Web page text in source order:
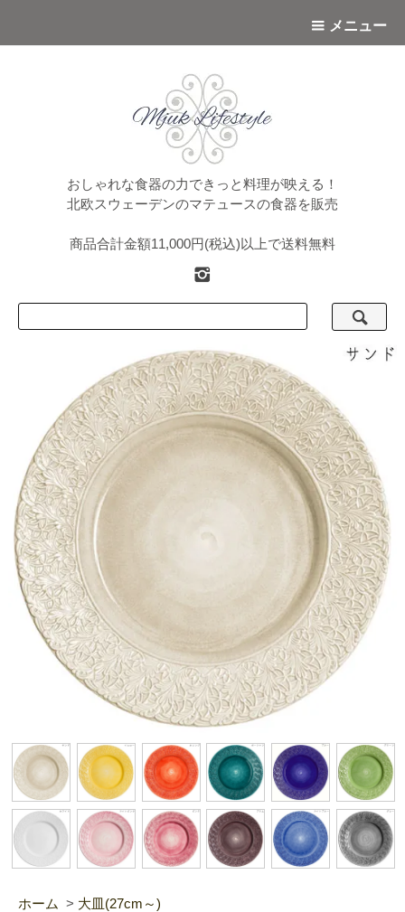
メニュー
おしゃれな食器の力できっと料理が映える！
北欧スウェーデンのマテュースの食器を販売
商品合計金額11,000円(税込)以上で送料無料
ホーム > 大皿(27cm～)